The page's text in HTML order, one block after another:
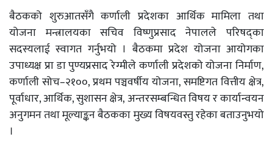
बैठकको शुरुआतसँगै कर्णाली प्रदेशका आर्थिक मामिला तथा
योजना मन्त्रालयका सचिव विष्णुप्रसाद नेपालले परिषद्का
सदस्यलाई स्वागत गर्नुभयो । बैठकमा प्रदेश योजना आयोगका
उपाध्यक्ष प्रा डा पुण्यप्रसाद रेग्मीले कर्णाली प्रदेशको योजना निर्माण,
कर्णाली सोच–२१००, प्रथम पञ्चवर्षीय योजना, समष्टिगत वित्तीय क्षेत्र,
पूर्वाधार, आर्थिक, सुशासन क्षेत्र, अन्तरसम्बन्धित विषय र कार्यान्वयन
अनुगमन तथा मूल्याङ्कन बैठकका मुख्य विषयवस्तु रहेका बताउनुभयो
।